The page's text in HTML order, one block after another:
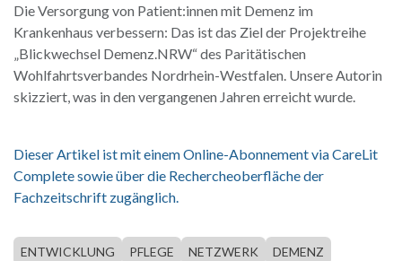
Die Versorgung von Patient:innen mit Demenz im
Krankenhaus verbessern: Das ist das Ziel der Projektreihe
„Blickwechsel Demenz.NRW“ des Paritätischen
Wohlfahrtsverbandes Nordrhein-Westfalen. Unsere Autorin
skizziert, was in den vergangenen Jahren erreicht wurde.
Dieser Artikel ist mit einem Online-Abonnement via CareLit
Complete sowie über die Rechercheoberfläche der
Fachzeitschrift zugänglich.
ENTWICKLUNG PFLEGE NETZWERK
DEMENZ